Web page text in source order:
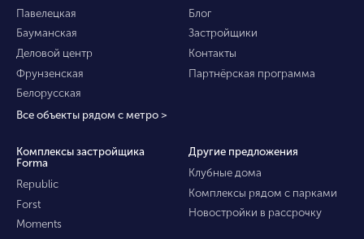
Павелецкая
Бауманская
Деловой центр
Фрунзенская
Белорусская
Все объекты рядом с метро >
Блог
Застройщики
Контакты
Партнёрская программа
Комплексы застройщика
Forma
Republic
Forst
Moments
Другие предложения
Клубные дома
Комплексы рядом с парками
Новостройки в рассрочку